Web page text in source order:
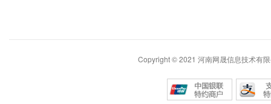
Copyright © 2021 河南网晟信息技术有